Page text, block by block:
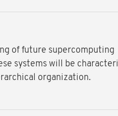
of future supercomputing
systems will be
organization.